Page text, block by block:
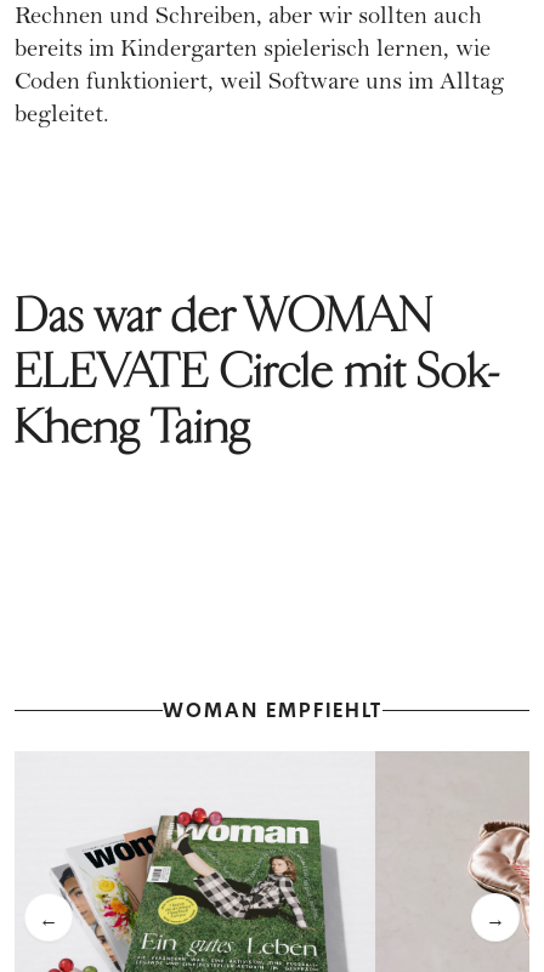
Rechnen und Schreiben, aber wir sollten auch
bereits im Kindergarten spielerisch lernen, wie
Coden funktioniert, weil Software uns im Alltag
begleitet.
Das war der WOMAN
ELEVATE Circle mit Sok-
Kheng Taing
WOMAN EMPFIEHLT
← →